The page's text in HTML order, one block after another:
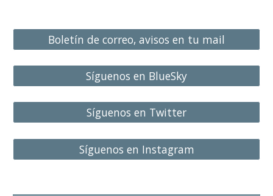
Boletín de correo, avisos en tu mail
Síguenos en BlueSky
Síguenos en Twitter
Síguenos en Instagram